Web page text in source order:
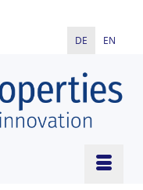
DE EN